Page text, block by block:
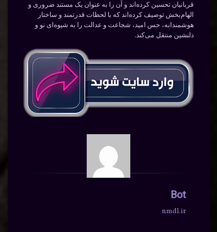
قربانیان تحسین کرده‌اند و آن را به عنوان یک مستند ضروری و
الهام‌بخش توصیف کرده‌اند که با لحظات قدرتمند و ساختار
هوشمندانه، حس امید، شجاعت و عدالت را به شیوه‌ای نو و
دلنشین منتقل می‌کند.
Bot
nmdl.ir